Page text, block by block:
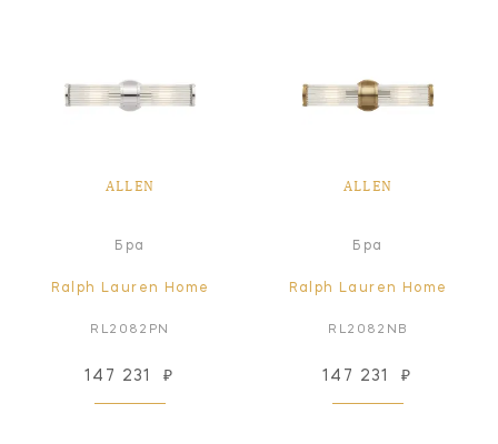
ALLEN
Бра
Ralph Lauren Home
RL2082PN
147 231 ₽
ALLEN
Бра
Ralph Lauren Home
RL2082NB
147 231 ₽